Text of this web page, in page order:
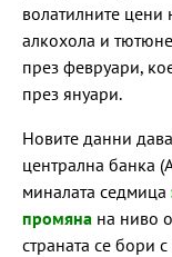
волатилните цени
алкохола и
през февруари,
през януари.
Новите данни
централна банка
миналата седмица
промяна на ниво
страната се бори